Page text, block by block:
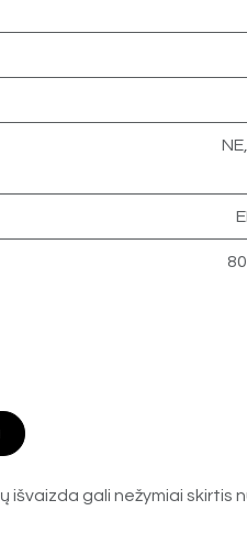
išvaizda gali nežymiai skirtis